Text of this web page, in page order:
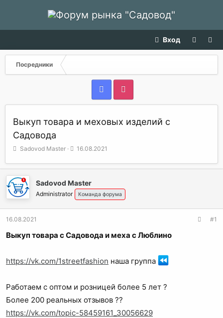
Вход
Посредники
Выкуп товара и меховых изделий с
Садовода
А
т
о
р
т
м
ы
Sadovod Master
Д
т
н
а
ч
а
16.08.2021
Sadovod Master
Administrator Команда форума
16.08.2021 #1
Выкуп товара с Садовода и меха с Люблино
https://vk.com/1streetfashion наша группа
Работаем с оптом и розницей более 5 лет ?
Более 200 реальных отзывов ??
https://vk.com/topic-58459161_30056629